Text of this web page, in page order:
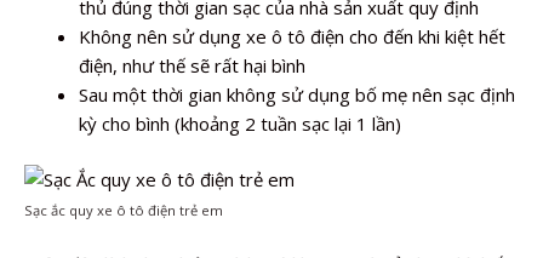
thủ đúng thời gian sạc của nhà sản xuất quy định
Không nên sử dụng xe ô tô điện cho đến khi kiệt hết
điện, như thế sẽ rất hại bình
Sau một thời gian không sử dụng bố mẹ nên sạc định
kỳ cho bình (khoảng 2 tuần sạc lại 1 lần)
Sạc ắc quy xe ô tô điện trẻ em